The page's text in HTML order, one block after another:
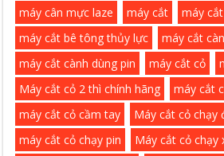
máy cân mực laze
máy cắt
máy
máy cắt bê tông thủy lực
máy cắt
máy cắt cành dùng pin
máy cắt cỏ
Máy cắt cỏ 2 thì chính hãng
máy cắt
máy cắt cỏ cầm tay
Máy cắt cỏ chạy
máy cắt cỏ chạy pin
Máy cắt cỏ chạy